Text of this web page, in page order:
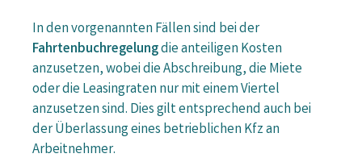
In den vorgenannten Fällen sind bei der
Fahrtenbuchregelungdie anteiligen Kosten
anzusetzen, wobei die Abschreibung, die Miete
oder die Leasingraten nur mit einem Viertel
anzusetzen sind. Dies gilt entsprechend auch bei
der Überlassung eines betrieblichen Kfz an
Arbeitnehmer.